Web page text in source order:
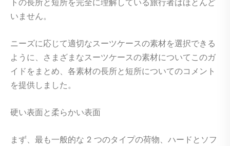
トの長所と短所を完全に理解している旅行者はほとんど
いません。
ニーズに応じて適切なスーツケースの素材を選択できる
ように、さまざまなスーツケースの素材についてこのガ
イドをまとめ、各素材の長所と短所についてのコメント
を提供しました。
硬い表面と柔らかい表面
まず、最も一般的な 2 つのタイプの荷物、ハードとソフ